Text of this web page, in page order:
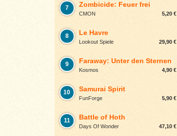
7 Zombicide: Feuer frei
CMON 5,20 €
8 Le Havre
Lookout Spiele 29,90 €
9 Faraway: Unter den Sternen
Kosmos 4,90 €
10 Samurai Spirit
FunForge 5,90 €
11 Battle of Hoth
Days Of Wonder 47,10 €